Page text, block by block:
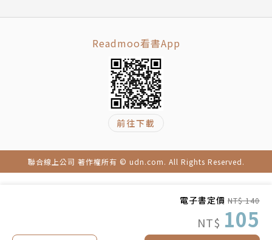
電子書定價 NT$ 140
NT$ 105
Readmoo看書App
前往下載
聯合線上公司 著作權所有 © udn.com. All Rights Reserved.